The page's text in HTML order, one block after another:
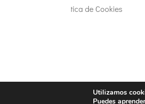
Política de Cookies
Utilizamos
Puedes